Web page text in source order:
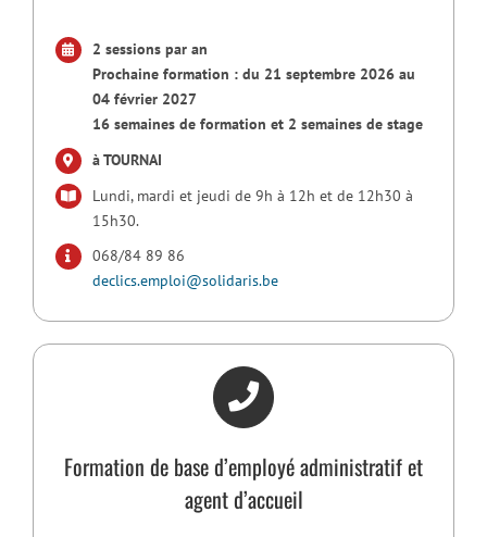
2 sessions par an
Prochaine formation : du 21 septembre 2026 au
04 février 2027
16 semaines de formation et 2 semaines de stage
à TOURNAI
Lundi, mardi et jeudi de 9h à 12h et de 12h30 à
15h30.
068/84 89 86
declics.emploi@solidaris.be
Formation de base d’employé administratif et
agent d’accueil